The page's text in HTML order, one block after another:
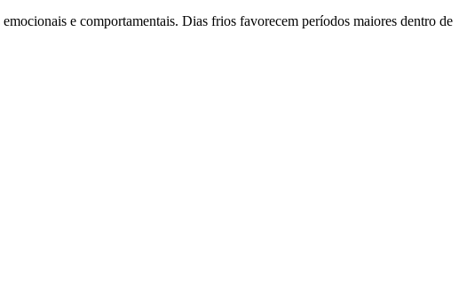
e comportamentais. Dias frios favorecem períodos maiores dentro de